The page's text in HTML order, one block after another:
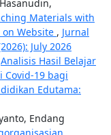
Materials with
Website , Jurnal
July 2026
Analisis Hasil Belajar
Covid-19 bagi
Edutama:
Endang